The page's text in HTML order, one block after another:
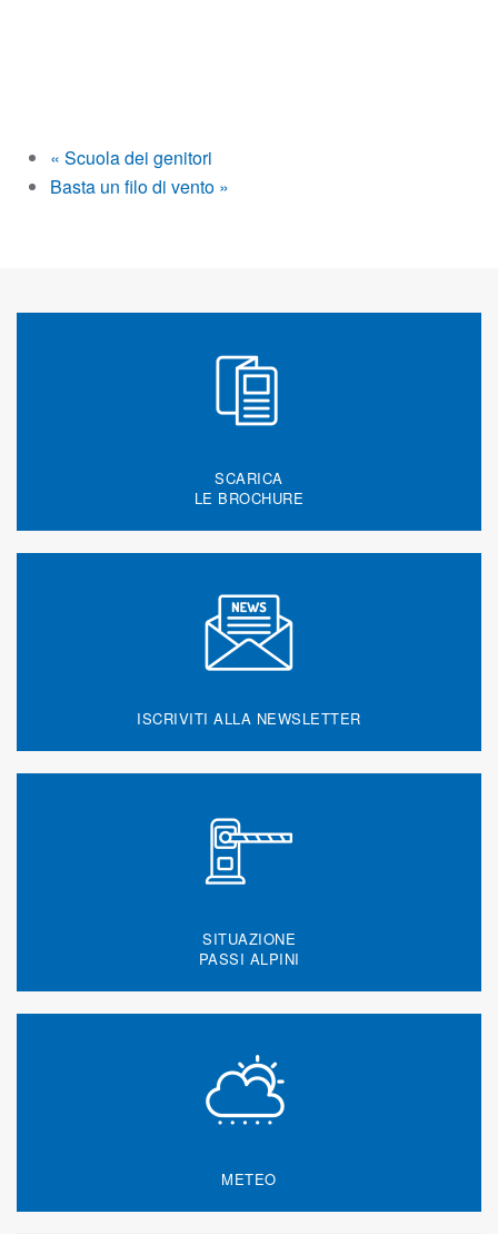
« Scuola dei genitori
Basta un filo di vento »
SCARICA
LE BROCHURE
ISCRIVITI ALLA NEWSLETTER
SITUAZIONE
PASSI ALPINI
METEO